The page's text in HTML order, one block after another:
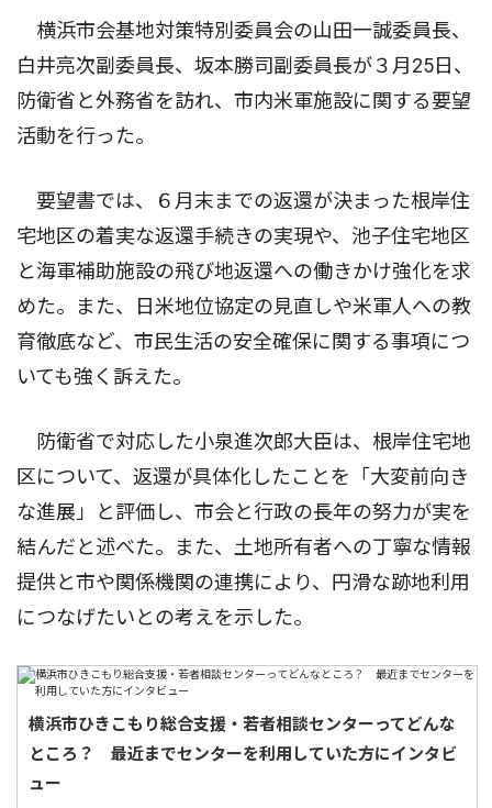
横浜市会基地対策特別委員会の山田一誠委員長、
白井亮次副委員長、坂本勝司副委員長が３月25日、
防衛省と外務省を訪れ、市内米軍施設に関する要望
活動を行った。
要望書では、６月末までの返還が決まった根岸住
宅地区の着実な返還手続きの実現や、池子住宅地区
と海軍補助施設の飛び地返還への働きかけ強化を求
めた。また、日米地位協定の見直しや米軍人への教
育徹底など、市民生活の安全確保に関する事項につ
いても強く訴えた。
防衛省で対応した小泉進次郎大臣は、根岸住宅地
区について、返還が具体化したことを「大変前向き
な進展」と評価し、市会と行政の長年の努力が実を
結んだと述べた。また、土地所有者への丁寧な情報
提供と市や関係機関の連携により、円滑な跡地利用
につなげたいとの考えを示した。
横浜市ひきこもり総合支援・若者相談センターってどんな
ところ？ 最近までセンターを利用していた方にインタビ
ュー